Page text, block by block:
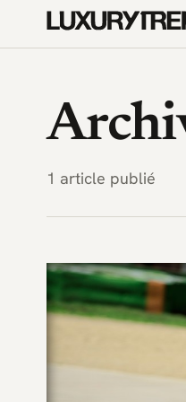
1 article publié